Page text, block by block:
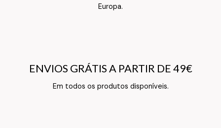
Europa.
ENVIOS GRÁTIS A PARTIR DE 49€
Em todos os produtos disponíveis.
ENVIOS GRÁTIS A PARTIR DE 49€
Texto do Verso do Cartão de Informação